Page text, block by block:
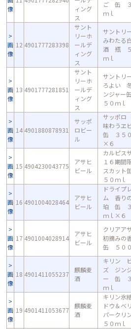
像
ィング
ス
ご 缶 ３
ｍｌ
画
像
12 4901777283398
サント
リーホ
ールデ
ィング
ス
サントリ
みわたる
酒 瓶 ５
ｍｌ
画
像
13 4901777281851
サント
リーホ
ールデ
ィング
ス
サントリ
ろよい
ンジャー
５０ｍｌ
画
像
14 4901880878931
サッポ
ロビー
ル
サッポロ
味わうヱ
缶 ３５０
×６
画
像
15 4904230043775
アサヒ
ビール
カルピス
１６期間
スカット
５０ｍｌ
画
像
16 4901004028464
アサヒ
ビール
ドライプ
ム 香り
珀 缶 ３
ｍｌ×６
画
像
17 4901004028914
アサヒ
ビール
クリアア
初摘みの
缶 ５００
画
像
18 4901411055237
麒麟麦
酒
キリン
ズ ジン
ー 缶 ３
ｍｌ
画
像
19 4901411053677
麒麟麦
酒
キリン氷
ドウ＆ベ
パークリ
５０ｍｌ